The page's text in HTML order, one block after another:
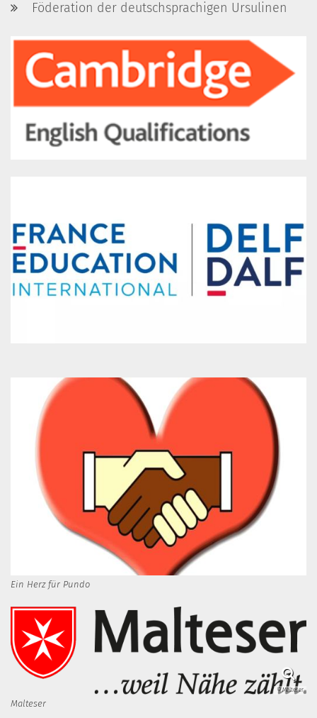
Föderation der deutschsprachigen Ursulinen
Ein Herz für Pundo
© Malteser
Malteser